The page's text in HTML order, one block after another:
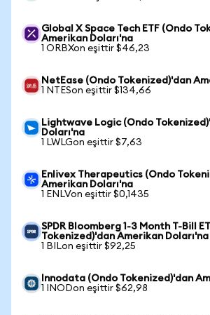
Global X Space Tech ETF (Ondo
Amerikan Doları'na
1 ORBXon eşittir $46,23
NetEase (Ondo Tokenized)'dan
1 NTESon eşittir $134,66
Lightwave Logic (Ondo
Doları'na
1 LWLGon eşittir $7,63
Enlivex Therapeutics (Ondo
Amerikan Doları'na
1 ENLVon eşittir $0,1435
SPDR Bloomberg 1-3 Month T-Bill
Tokenized)'dan Amerikan Doları'na
1 BILon eşittir $92,25
Innodata (Ondo Tokenized)'dan
1 INODon eşittir $62,98